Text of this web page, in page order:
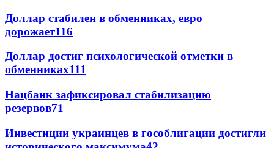
Доллар стабилен в обменниках, евро
дорожает116
Доллар достиг психологической отметки в
обменниках111
Нацбанк зафиксировал стабилизацию
резервов71
Инвестиции украинцев в гособлигации достигли